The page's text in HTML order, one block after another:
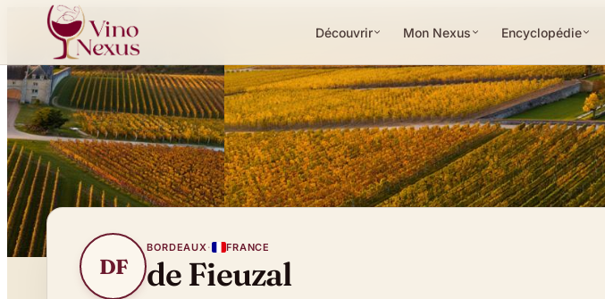
Découvrir Mon Nexus Encyclopédie
DF
BORDEAUX· FRANCE
de Fieuzal